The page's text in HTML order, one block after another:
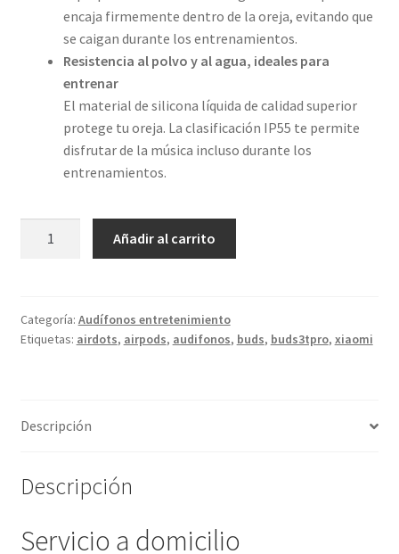
encaja firmemente dentro de la oreja, evitando que
se caigan durante los entrenamientos.
Resistencia al polvo y al agua, ideales para
entrenar
El material de silicona líquida de calidad superior
protege tu oreja. La clasificación IP55 te permite
disfrutar de la música incluso durante los
entrenamientos.
cantidad
Añadir al carrito
Categoría: Audífonos entretenimiento
Etiquetas: airdots, airpods, audifonos, buds, buds3tpro, xiaomi
Descripción
Descripción
Servicio a domicilio